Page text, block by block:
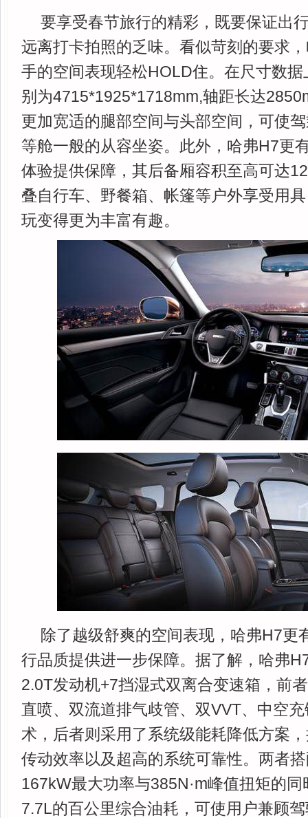
要享受春节旅行的精彩，既要保证出
远离打卡拍照的乏味。看似苛刻的要求
手的空间表现轻松HOLD住。在尺寸数
别为4715*1925*1718mm,轴距长达
更加宽适的腿部空间与头部空间，可使
等舱一般的从容坐姿。此外，哈弗H7更
体验提供保障，其后备厢容积至高可达
叠自行车、野餐箱、帐篷等户外享受用
玩变得更为丰富有趣。
除了越级舒爽的空间表现，哈弗H7更
行品质提供进一步保障。据了解，哈弗
2.0T发动机+7挡湿式双离合变速箱，前
直喷、双流道排气歧管、双VVT、中空
术，后者则采用了系统级能耗降低方案
传动效率以及超高的系统可靠性。两者
167kW最大功率与385N·m峰值扭矩的
7.7L的百公里综合油耗，可使用户兼顾